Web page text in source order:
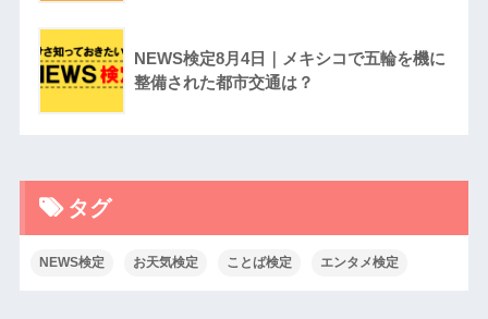
NEWS検定8月4日｜メキシコで五輪を機に
整備された都市交通は？
タグ
NEWS検定 お天気検定 ことば検定 エンタメ検定